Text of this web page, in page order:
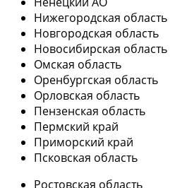
Нижегородская область
Новгородская область
Новосибирская область
Омская область
Оренбургская область
Орловская область
Пензенская область
Пермский край
Приморский край
Псковская область
Ростовская область